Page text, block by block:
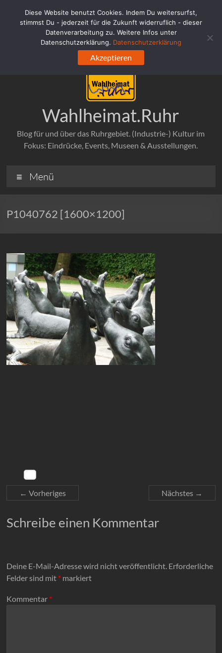
springen
Wahlheimat.Ruhr
Blog für und über das Ruhrgebiet. (Industrie-) Kultur im
Fokus: Eindrücke, Events, Museen & Ausstellungen.
Menü
P1040762 [1600×1200]
← Vorheriges Nächstes →
Schreibe einen Kommentar
Deine E-Mail-Adresse wird nicht veröffentlicht. Erforderliche
Felder sind mit * markiert
Kommentar *
Diese Website benutzt Cookies. Indem Du weitersurfst,
stimmst Du - jederzeit für die Zukunft widerruflich - dieser
Datenverarbeitung zu. Weitere Infos unter
Datenschutzerklärung. Datenschutzerklärung
Akzeptieren